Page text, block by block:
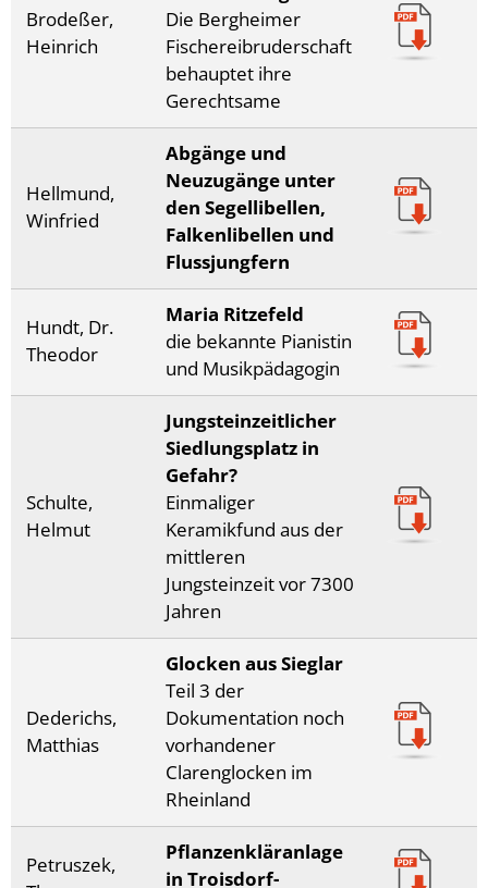
Brodeßer,
Heinrich
Die Bergheimer
Fischereibruderschaft
behauptet ihre
Gerechtsame
Hellmund,
Winfried
Abgänge und
Neuzugänge unter
den Segellibellen,
Falkenlibellen und
Flussjungfern
Hundt, Dr.
Theodor
Maria Ritzefeld
die bekannte Pianistin
und Musikpädagogin
Schulte,
Helmut
Jungsteinzeitlicher
Siedlungsplatz in
Gefahr?
Einmaliger
Keramikfund aus der
mittleren
Jungsteinzeit vor 7300
Jahren
Dederichs,
Matthias
Glocken aus Sieglar
Teil 3 der
Dokumentation noch
vorhandener
Clarenglocken im
Rheinland
Petruszek,
Pflanzenkläranlage
in Troisdorf-